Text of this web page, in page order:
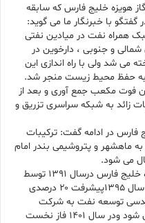
هویزه خلیج فارس که سابقه
گفتگو با خبرنگار ما می گوید:
همراه نفت در میادین نفتی
شمالی و جنوبی ، دارخوین در
شد ولی با راه اندازی این
به حفظ محیط زیست منجر شد.
روزانه حدود ۵۰۰ میلیون فوت مکعب جمع آوری و بعد از
زائد به شبکه سراسری تزریق و
فارس در ادامه گفت: ترکیبات
لوله ۱۸۵ کیلومتری به ماهشهر و پتروشیمی بندر امام
می شود.
عملیات اجرایی شرکت پالایش گاز هویزه خلیج فارس درسال ۱۳۹۱ توسط
مهندسی توسعه نفت شروع شد ولی تا سال ۱۳۹۵پیشرفت ۲۰ درصدی
از مهندسی توسعه نفت به شرکت
صنایع پتروشیمی خلیج فارس منتقل می شود ودر سال ۱۴۰۱ فاز نخست